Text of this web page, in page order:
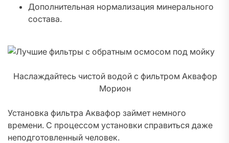
Дополнительная нормализация минерального
состава.
Наслаждайтесь чистой водой с фильтром Аквафор
Морион
Установка фильтра Аквафор займет немного
времени. С процессом установки справиться даже
неподготовленный человек.